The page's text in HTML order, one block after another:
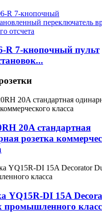
R 7-кнопочный пульт
20A стандартная
розетка
YQ15R-DI 15A
промышленного